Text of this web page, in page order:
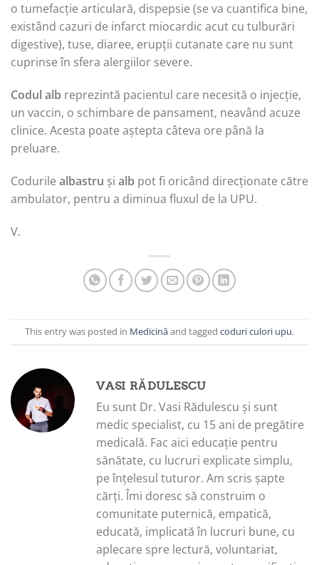
o tumefacție articulară, dispepsie (se va cuantifica bine,
existând cazuri de infarct miocardic acut cu tulburări
digestive), tuse, diaree, erupții cutanate care nu sunt
cuprinse în sfera alergiilor severe.
Codul alb reprezintă pacientul care necesită o injecție,
un vaccin, o schimbare de pansament, neavând acuze
clinice. Acesta poate aștepta câteva ore până la
preluare.
Codurile albastru și alb pot fi oricând direcționate către
ambulator, pentru a diminua fluxul de la UPU.
V.
This entry was posted in Medicinăand tagged coduri culori upu.
VASI RĂDULESCU
Eu sunt Dr. Vasi Rădulescu și sunt
medic specialist, cu 15 ani de pregătire
medicală. Fac aici educație pentru
sănătate, cu lucruri explicate simplu,
pe înțelesul tuturor. Am scris șapte
cărți. Îmi doresc să construim o
comunitate puternică, empatică,
educată, implicată în lucruri bune, cu
aplecare spre lectură, voluntariat,